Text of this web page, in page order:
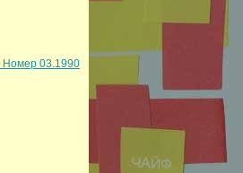
Номер 03.1990